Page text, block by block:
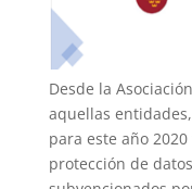
Desde la
aquellas
para este año
protección de